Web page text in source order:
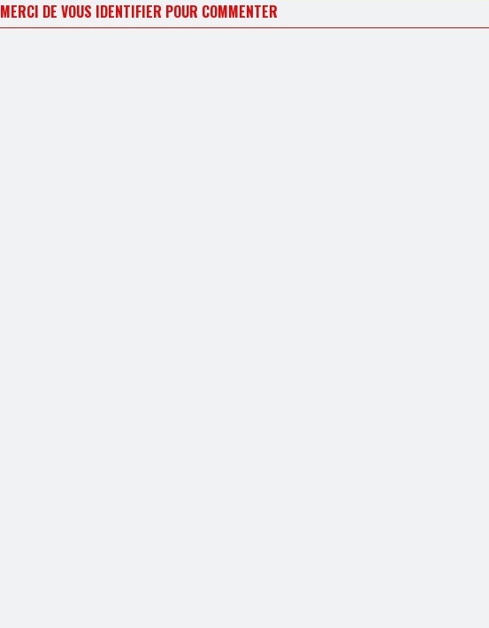
MERCI DE VOUS IDENTIFIER POUR COMMENTER